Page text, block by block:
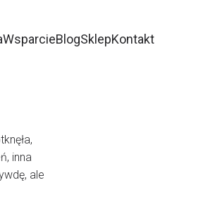
WsparcieBlogSklepKontakt
inna
ale